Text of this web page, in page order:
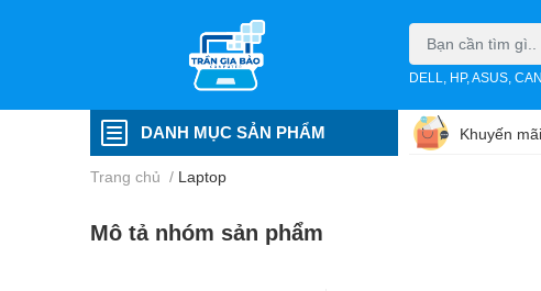
DELL, HP, ASUS,
DANH MỤC SẢN PHẨM Khuyến mãi
Trang chủ / Laptop
Mô tả nhóm sản phẩm